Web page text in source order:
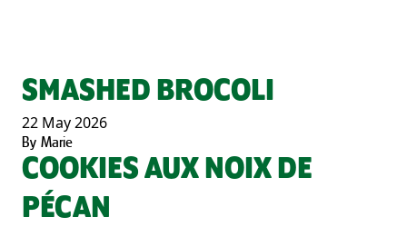
SMASHED BROCOLI
22 May 2026
By Marie
COOKIES AUX NOIX DE
PÉCAN